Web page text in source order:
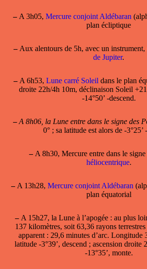
–A 3h05, Mercure conjoint Aldébaran
plan écliptique
–Aux alentours de 5h, avec un instrument,
de Jupiter.
–A 6h53, Lune carré Soleil dans le plan
droite 22h/4h 10m, déclinaison Soleil
-14°50’ -descend.
– A 8h06, la Lune entre dans le signe des
0° ; sa latitude est alors de -3°25’
–A 8h30, Mercure entre dans le
héliocentrique.
–A 13h28, Mercure conjoint Aldébaran
plan équatorial
–A 15h27, la Lune à l’apogée: au plus
137 kilomètres, soit 63,36 rayons
apparent : 29,6 minutes d’arc. Longitude
latitude -3°39’, descend ; ascension droite
-13°35’, monte.